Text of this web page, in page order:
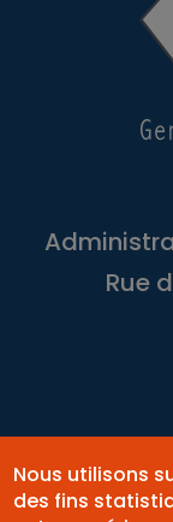
Rue
Nous utilisons
des fins